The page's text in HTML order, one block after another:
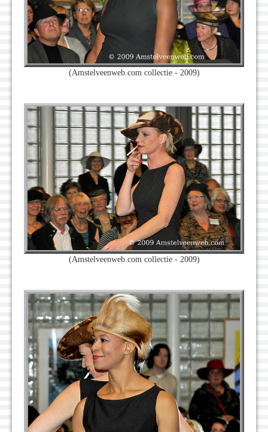
(Amstelveenweb.com collectie - 2009)
(Amstelveenweb.com collectie - 2009)